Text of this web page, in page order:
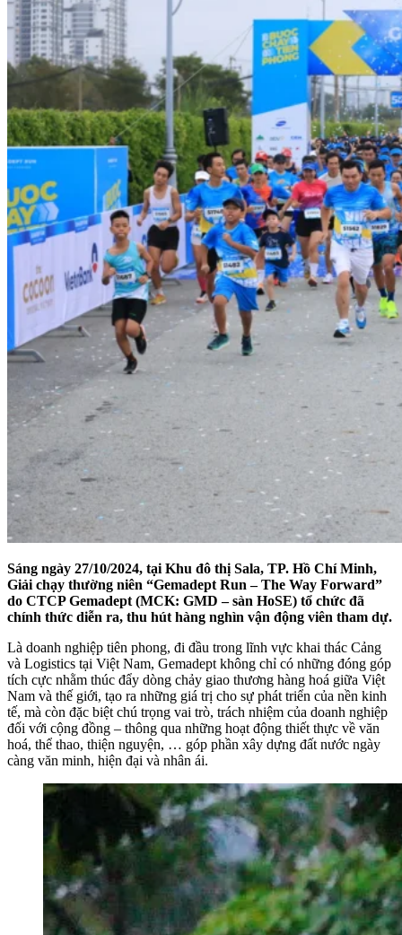
Sáng ngày 27/10/2024, tại Khu đô thị Sala, TP. Hồ Chí Minh,
Giải chạy thường niên “Gemadept Run – The Way Forward”
do CTCP Gemadept (MCK: GMD – sàn HoSE) tổ chức đã
chính thức diễn ra, thu hút hàng nghìn vận động viên tham dự.
Là doanh nghiệp tiên phong, đi đầu trong lĩnh vực khai thác Cảng
và Logistics tại Việt Nam, Gemadept không chỉ có những đóng góp
tích cực nhằm thúc đẩy dòng chảy giao thương hàng hoá giữa Việt
Nam và thế giới, tạo ra những giá trị cho sự phát triển của nền kinh
tế, mà còn đặc biệt chú trọng vai trò, trách nhiệm của doanh nghiệp
đối với cộng đồng – thông qua những hoạt động thiết thực về văn
hoá, thể thao, thiện nguyện, … góp phần xây dựng đất nước ngày
càng văn minh, hiện đại và nhân ái.